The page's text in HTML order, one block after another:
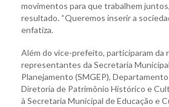
movimentos para que trabalhem
resultado. “Queremos inserir a
enfatiza.
Além do vice-prefeito, participaram da
representantes da Secretaria
Planejamento (SMGEP),
Diretoria de Patrimônio Histórico e
à Secretaria Municipal de Educação e